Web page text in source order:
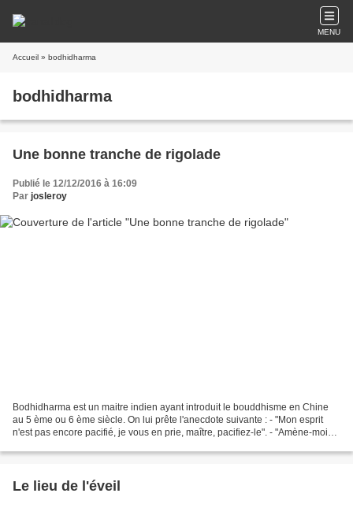
MENU
Accueil » bodhidharma
bodhidharma
Une bonne tranche de rigolade
Publié le 12/12/2016 à 16:09
Par josleroy
Bodhidharma est un maitre indien ayant introduit le bouddhisme en Chine
au 5 ème ou 6 ème siècle. On lui prête l'anecdote suivante : - "Mon esprit
n'est pas encore pacifié, je vous en prie, maître, pacifiez-le". - "Amène-moi
Le lieu de l'éveil